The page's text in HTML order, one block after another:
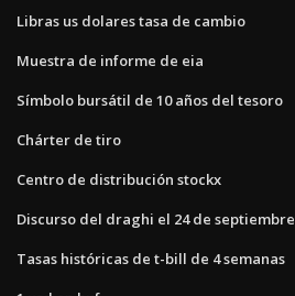
Libras us dolares tasa de cambio
Muestra de informe de eia
Símbolo bursátil de 10 años del tesoro
Chárter de tiro
Centro de distribución stockx
Discurso del draghi el 24 de septiembre
Tasas históricas de t-bill de 4 semanas